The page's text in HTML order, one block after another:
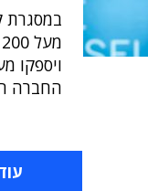
ויספקו
החברה